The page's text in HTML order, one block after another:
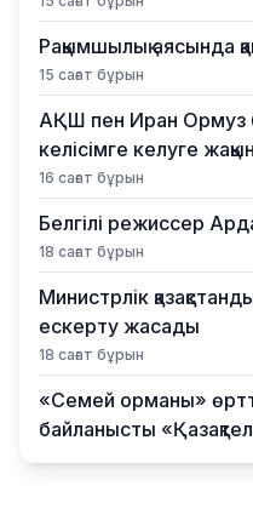
Рақымшылық аясында
15 сағат бұрын
АҚШ пен Иран Ормуз
келісімге келуге жақын
16 сағат бұрын
Белгілі режиссер
18 сағат бұрын
Министрлік
ескерту жасады
18 сағат бұрын
«Семей орманы»
байланысты
жатыр